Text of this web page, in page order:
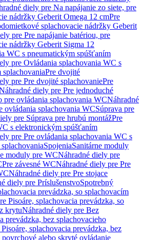
diely pre Na napájanie zo siete, pre
nádržky Geberit Omega 12 cmPre
splachovacie nádržky Geberit
pre Pre napájanie batériou, pre
nádržky Geberit Sigma 12
WC s pneumatickým spúšťaním
pre Ovládania splachovania WC s
Pre dvojité
pre Pre dvojité splachovaniePre
diely pre Pre jednoduché
pre ovládania splachovania WCNáhradné
ovládania splachovania WCSúprava pre
pre Súprava pre hrubú montážPre
s elektronickým spúšťaním
pre Pre ovládania splachovania WC s
SpojeniaSanitárne moduly
moduly pre WCNáhradné diely pre
Pre závesné WCNáhradné diely pre Pre
Náhradné diely pre Pre stojace
diely pre PríslušenstvoSpotrebný
prevádzka, so splachovacím
Pisoáre, splachovacia prevádzka, so
krytuNáhradné diely pre Bez
prevádzka, bez splachovacieho
splachovacia prevádzka, bez
povrchové alebo skryté ovládanie